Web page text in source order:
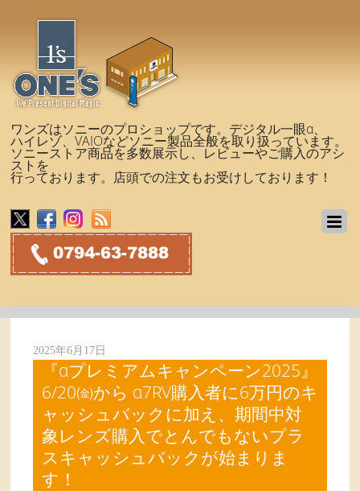
ワンズはソニーのプロショップです。デジタル一眼α、
ハイレゾ、VAIOなどソニー製品全般を取り扱っています。
ソニーストア商品を多数展示し、レビューやご購入のアシ
ストを
行っております。店頭での注文もお受けしております！
2025年6月17日
『αプレミアムキャンペーン2025』
6/20㈮から α7RV購入者に6万円のキ
ャッシュバックに加え、期間中対
象レンズ購入でとんでもないプラ
スキャッシュバックが始まりま
す！